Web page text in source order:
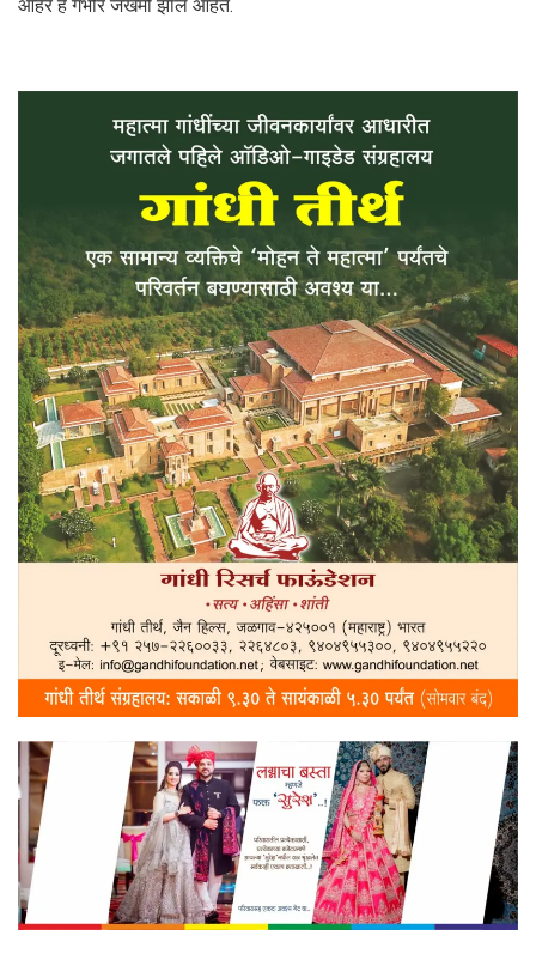
आहेर हे गंभीर जखमी झाले आहेत.